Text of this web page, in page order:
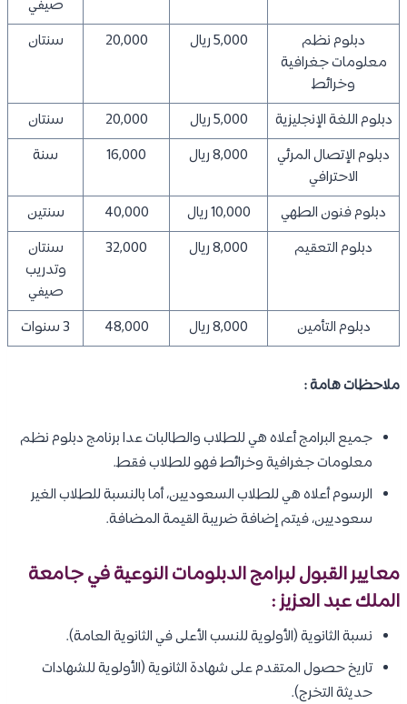
صيفي
دبلوم نظم
معلومات جغرافية
وخرائط
5,000 ريال 20,000 سنتان
دبلوم اللغة الإنجليزية 5,000 ريال 20,000
سنتان
دبلوم الإتصال المرئي
الاحترافي
8,000 ريال 16,000 سنة
دبلوم فنون الطهي 10,000 ريال 40,000
سنتين
دبلوم التعقيم
8,000 ريال 32,000
سنتان
وتدريب
صيفي
دبلوم التأمين
8,000 ريال 48,000 3 سنوات
ملاحظات هامة :
جميع البرامج أعلاه هي للطلاب والطالبات عدا برنامج دبلوم نظم
معلومات جغرافية وخرائط فهو للطلاب فقط.
الرسوم أعلاه هي للطلاب السعوديين، أما بالنسبة للطلاب الغير
سعوديين، فيتم إضافة ضريبة القيمة المضافة.
معايير القبول لبرامج الدبلومات النوعية في جامعة
الملك عبد العزيز :
نسبة الثانوية (الأولوية للنسب الأعلى في الثانوية العامة).
تاريخ حصول المتقدم على شهادة الثانوية (الأولوية للشهادات
حديثة التخرج).